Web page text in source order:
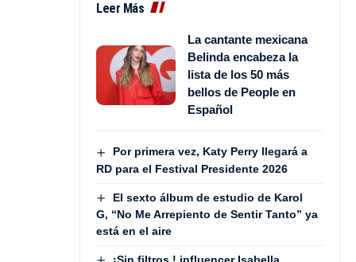
Leer Más
La cantante mexicana
Belinda encabeza la
lista de los 50 más
bellos de People en
Español
Por primera vez, Katy Perry llegará a
RD para el Festival Presidente 2026
El sexto álbum de estudio de Karol
G, “No Me Arrepiento de Sentir Tanto” ya
está en el aire